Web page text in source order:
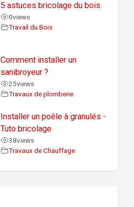
5 astuces bricolage du bois
0views
Travail du Bois
Comment installer un
sanibroyeur ?
25views
Travaux de plomberie
Installer un poêle à granulés -
Tuto bricolage
38views
Travaux de Chauffage